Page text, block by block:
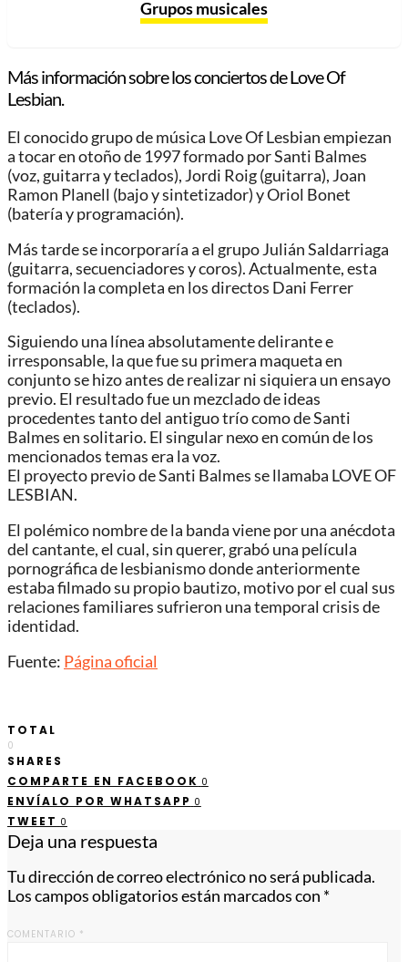
Grupos musicales
Más información sobre los conciertos de Love Of
Lesbian.
El conocido grupo de música Love Of Lesbian empiezan
a tocar en otoño de 1997 formado por Santi Balmes
(voz, guitarra y teclados), Jordi Roig (guitarra), Joan
Ramon Planell (bajo y sintetizador) y Oriol Bonet
(batería y programación).
Más tarde se incorporaría a el grupo Julián Saldarriaga
(guitarra, secuenciadores y coros). Actualmente, esta
formación la completa en los directos Dani Ferrer
(teclados).
Siguiendo una línea absolutamente delirante e
irresponsable, la que fue su primera maqueta en
conjunto se hizo antes de realizar ni siquiera un ensayo
previo. El resultado fue un mezclado de ideas
procedentes tanto del antiguo trío como de Santi
Balmes en solitario. El singular nexo en común de los
mencionados temas era la voz.
El proyecto previo de Santi Balmes se llamaba LOVE OF
LESBIAN.
El polémico nombre de la banda viene por una anécdota
del cantante, el cual, sin querer, grabó una película
pornográfica de lesbianismo donde anteriormente
estaba filmado su propio bautizo, motivo por el cual sus
relaciones familiares sufrieron una temporal crisis de
identidad.
Fuente: Página oficial
TOTAL
0
SHARES
COMPARTE EN FACEBOOK 0
ENVÍALO POR WHATSAPP 0
TWEET 0
Deja una respuesta
Tu dirección de correo electrónico no será publicada.
Los campos obligatorios están marcados con *
COMENTARIO *